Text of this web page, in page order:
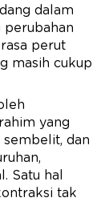
dalam
perubahan
perut
masih cukup
yang
sembelit, dan
Satu hal
tak